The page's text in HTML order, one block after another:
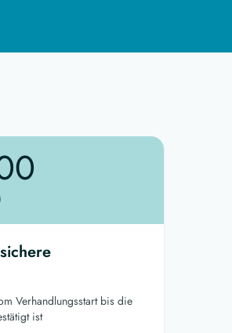
Verhandlungsstart bis die
ist